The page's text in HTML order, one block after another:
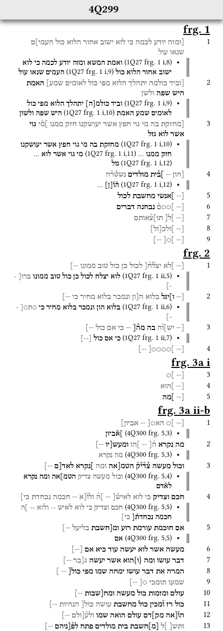
4Q299
frg. 1
1 [ומזה יודע לכמה כי לוא ישוב אחור הלוא כול העמי]ם
שנאו עול
(1Q27 frg. 1 i,8) ואמת המשא ומזה יודע לכמה כי לוא
ישוב אחור הלוא כול (1Q27 frg. 1 i,9) העמים שנאו עול
2 [וביד כולמה יתהלך הלוא מפי כול לאומים שמע]
האמת
היש שפה ולשן
(1Q27 frg. 1 i,9) וביד כולמ ה יתהלך הלוא מפי כול
לאומים שמע האמת (1Q27 frg. 1 i,10) היש שפה ולשון
3 [מחזקת בה מי גוי חפץ אשר יעושקנו חזק ממנו ]מ֯י גוי
אשר לוא גזל
(1Q27 frg. 1 i,10) מחזקת בה מי גוי חפץ אשר יעושקנו
חזק ממנו …
(1Q27 frg. 1 i,11) מי גוי אשר לוא …
(1Q27 frg. 1 i,12) גזל
4 [הון -- ]ב֯ית מולדים נשט֯ר֯ה
(1Q27 frg. 1 i,12) ה֯ו֯ ן …
5
[-- ]אנשי מחשבת לכול
6
[-- ]○○ם֯ נבחנה דברים
7
[-- ]ל[ תו]צ֯אותם
8
[-- ]ולכ ול
9
[--
]○[
--]
frg. 2
1
[-- ]לא יצל֯ח֯[ לכול כן כול טוב ממונו --]
(1Q27 frg. 1 ii,5) לוא יצלח לכול כן כול טוב ממונו ברו[
-
-]
2
[-- ו]יגל בלוא ה[ון ונמכר בלוא מחיר כי --]
(1Q27 frg. 1 ii,6) בלוא הון ונמכר בלוא מחיר כי ○ת○[
-
-]
3
[-- יש]ו֯ה בה מה֯[ -- כי אם כול --]
(1Q27 frg. 1 ii,7) כי אם כול --
4
[--
]○○○○[
--]
frg. 3a i
3
[--
]○
4
[-- ]הוא
5
[-- ]מה
frg. 3a ii-b
1
[--
]○ הא○[ -- אביון]
(4Q300 frg. 5,3) ]א֯ביון
2 מה נקרא ה֯[ -- ]הו ומעש[יו --]
(4Q300 frg. 5,3) מה נקרא
3 וכול מעשה צ֯ד֯י֯ק֯ הטמ[אה ומה ]נקרא לאד[ם --]
(4Q300 frg. 5,4) וכול מעשה צדיק הטמ]אה ומה נקרא
לא֯דם
4 חכם וצדיק כי לוא לאיש֯[ -- ]ה֯ ולו֯[א -- חכמה נכחדת כי]
(4Q300 frg. 5,5) חכם וצדיק כי לוא לאיש -- ולוא --
]ה
חכמה נכחדת֯[ כי]
5 אם חוכמת עורמת רוע ומ[חשבת בליעל --]
(4Q300 frg. 5,5) אם
6 מעשה אשר לוא יעשה עוד כיא אם --
7 דבר עושו ומה {ו}הוא אשר יעשה ג[בר --]
8 המרה את דבר עושו ימחה שמו מפי כול[ -- ]
9 שמעו תומכי ○[
--]
10 עולם ומזמות כול מעשה ומח[שבות --]
11 כול רז ו֯מכין כול מחשבת עושה כול[ הנהיות --]
12 הו֯[אה מק]דם עולם הואה שמו ולע֯[ולם --]
13 ותש[ ]ל מ חשבת בית מולדים פתח לפ֯[ניהם --]